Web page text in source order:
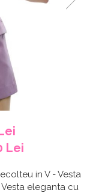
Lei
in V - Vesta
eleganta cu